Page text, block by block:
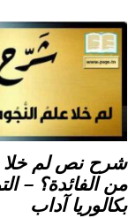
شرح نص لم خلا
من الفائدة؟ –
بكالوريا آداب